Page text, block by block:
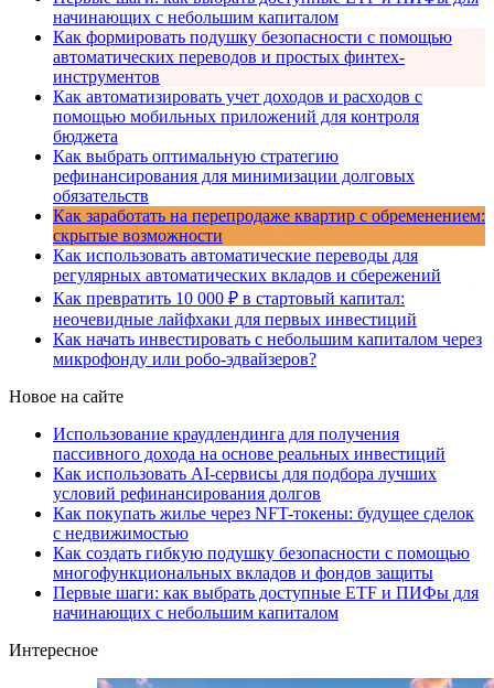
начинающих с небольшим капиталом
Как формировать подушку безопасности с помощью
автоматических переводов и простых финтех-
инструментов
Как автоматизировать учет доходов и расходов с
помощью мобильных приложений для контроля
бюджета
Как выбрать оптимальную стратегию
рефинансирования для минимизации долговых
обязательств
Как заработать на перепродаже квартир с обременением:
скрытые возможности
Как использовать автоматические переводы для
регулярных автоматических вкладов и сбережений
Как превратить 10 000 ₽ в стартовый капитал:
неочевидные лайфхаки для первых инвестиций
Как начать инвестировать с небольшим капиталом через
микрофонду или робо-эдвайзеров?
Новое на сайте
Использование краудлендинга для получения
пассивного дохода на основе реальных инвестиций
Как использовать AI-сервисы для подбора лучших
условий рефинансирования долгов
Как покупать жилье через NFT-токены: будущее сделок
с недвижимостью
Как создать гибкую подушку безопасности с помощью
многофункциональных вкладов и фондов защиты
Первые шаги: как выбрать доступные ETF и ПИФы для
начинающих с небольшим капиталом
Интересное